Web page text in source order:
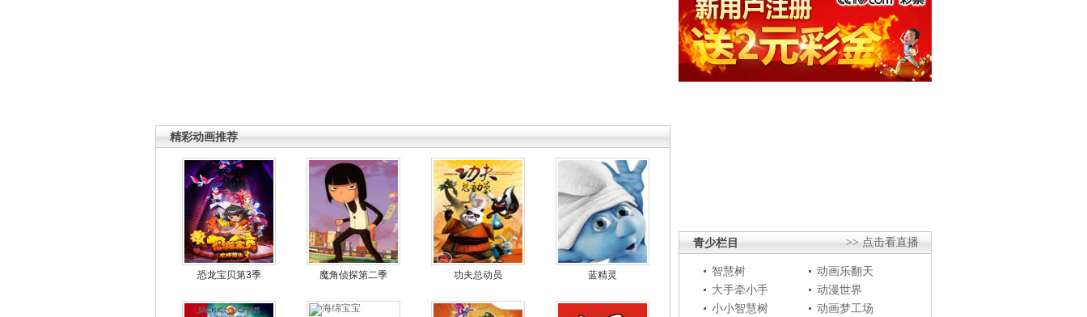
精彩动画推荐
恐龙宝贝第3季 魔角侦探第二季 功夫总动员 蓝精灵
>> 点击看直播
青少栏目
智慧树
动画乐翻天
大手牵小手
动漫世界
小小智慧树
动画梦工场